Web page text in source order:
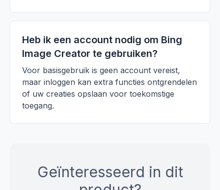
Heb ik een account nodig om Bing
Image Creator te gebruiken?
Voor basisgebruik is geen account vereist,
maar inloggen kan extra functies ontgrendelen
of uw creaties opslaan voor toekomstige
toegang.
Geïnteresseerd in dit